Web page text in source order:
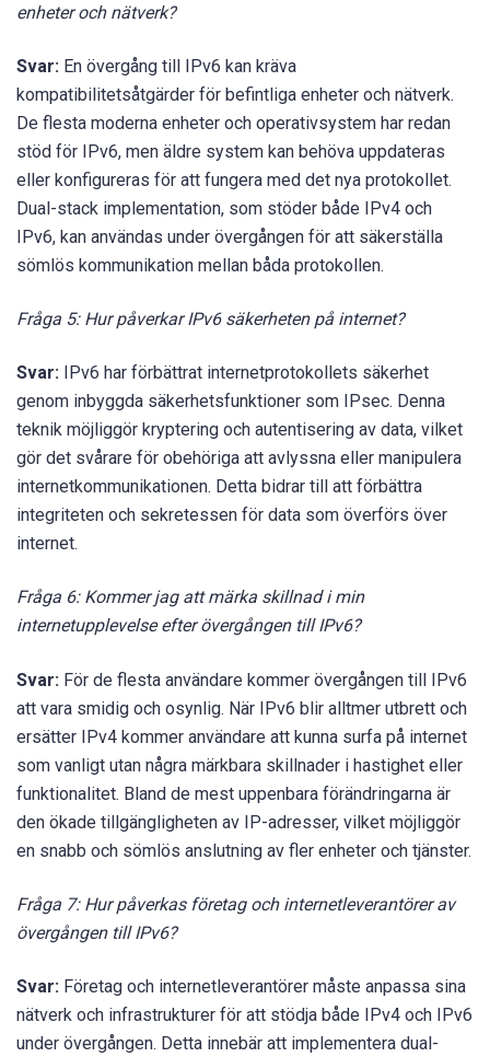
enheter och nätverk?
Svar: En övergång till IPv6 kan kräva
kompatibilitetsåtgärder för befintliga enheter och nätverk.
De flesta moderna enheter och operativsystem har redan
stöd för IPv6, men äldre system kan behöva uppdateras
eller konfigureras för att fungera med det nya protokollet.
Dual-stack implementation, som stöder både IPv4 och
IPv6, kan användas under övergången för att säkerställa
sömlös kommunikation mellan båda protokollen.
Fråga 5: Hur påverkar IPv6 säkerheten på internet?
Svar:
IPv6 har förbättrat internetprotokollets säkerhet
genom inbyggda säkerhetsfunktioner som IPsec. Denna
teknik möjliggör kryptering och autentisering av data, vilket
gör det svårare för obehöriga att avlyssna eller manipulera
internetkommunikationen. Detta bidrar till att förbättra
integriteten och sekretessen för data som överförs över
internet.
Fråga 6: Kommer jag att märka skillnad i min
internetupplevelse efter övergången till IPv6?
Svar: För de flesta användare kommer övergången till IPv6
att vara smidig och osynlig. När IPv6 blir alltmer utbrett och
ersätter IPv4 kommer användare att kunna surfa på internet
som vanligt utan några märkbara skillnader i hastighet eller
funktionalitet. Bland de mest uppenbara förändringarna är
den ökade tillgängligheten av IP-adresser, vilket möjliggör
en snabb och sömlös anslutning av fler enheter och tjänster.
Fråga 7: Hur påverkas företag och internetleverantörer av
övergången till IPv6?
Svar: Företag och internetleverantörer måste anpassa sina
nätverk och infrastrukturer för att stödja både IPv4 och IPv6
under övergången. Detta innebär att implementera dual-